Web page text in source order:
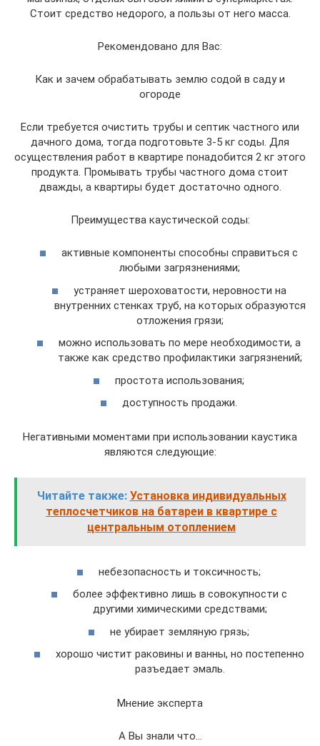
Стоит средство недорого, а пользы от него масса.
Рекомендовано для Вас:
Как и зачем обрабатывать землю содой в саду и
огороде
Если требуется очистить трубы и септик частного или
дачного дома, тогда подготовьте 3-5 кг соды. Для
осуществления работ в квартире понадобится 2 кг этого
продукта. Промывать трубы частного дома стоит
дважды, а квартиры будет достаточно одного.
Преимущества каустической соды:
активные компоненты способны справиться с
любыми загрязнениями;
устраняет шероховатости, неровности на
внутренних стенках труб, на которых образуются
отложения грязи;
можно использовать по мере необходимости, а
также как средство профилактики загрязнений;
простота использования;
доступность продажи.
Негативными моментами при использовании каустика
являются следующие:
Читайте также: Установка индивидуальных
теплосчетчиков на батареи в квартире с
центральным отоплением
небезопасность и токсичность;
более эффективно лишь в совокупности с
другими химическими средствами;
не убирает земляную грязь;
хорошо чистит раковины и ванны, но постепенно
разъедает эмаль.
Мнение эксперта
А Вы знали что…